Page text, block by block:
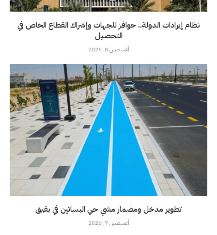
نظام إيرادات الدولة.. حوافز للجهات وإشراك القطاع الخاص في
التحصيل
أغسطس 8, 2026
تطوير مدخل ومضمار مشي حي البساتين في بقيق
أغسطس 7, 2026